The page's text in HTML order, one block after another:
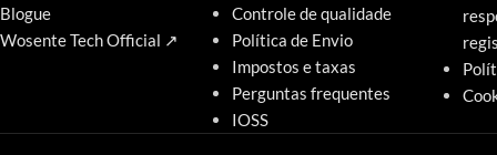
Blogue
Wosente Tech Official ↗
Controle de qualidade
Política de Envio
Impostos e taxas
Perguntas frequentes
IOSS